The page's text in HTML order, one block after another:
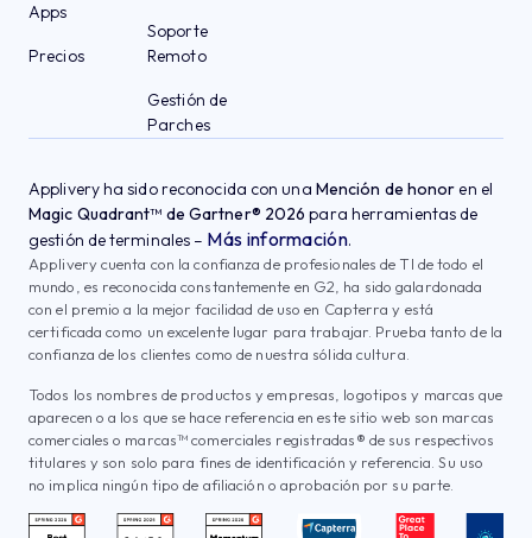
Apps
Precios
Soporte
Remoto
Gestión de
Parches
Applivery ha sido reconocida con una Mención de honor en el
Magic Quadrant™ de Gartner® 2026 para herramientas de
gestión de terminales – Más información.
Applivery cuenta con la confianza de profesionales de TI de todo el
mundo, es reconocida constantemente en G2, ha sido galardonada
con el premio a la mejor facilidad de uso en Capterra y está
certificada como un excelente lugar para trabajar. Prueba tanto de la
confianza de los clientes como de nuestra sólida cultura.
Todos los nombres de productos y empresas, logotipos y marcas que
aparecen o a los que se hace referencia en este sitio web son marcas
comerciales o marcas™ comerciales registradas® de sus respectivos
titulares y son solo para fines de identificación y referencia. Su uso
no implica ningún tipo de afiliación o aprobación por su parte.